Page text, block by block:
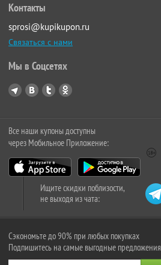
Контакты
sprosi@kupikupon.ru
Связаться с нами
Мы в Соцсетях
Все наши купоны доступны
через Мобильное Приложение:
Ищите скидки поблизости,
не выходя из чата:
Сэкономьте до 90% при любых покупках
Подпишитесь на самые выгодные предложения